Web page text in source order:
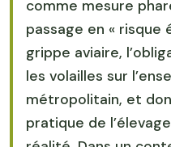
comme mesure
passage en « risque
grippe aviaire,
les volailles sur
métropolitain, et
pratique de